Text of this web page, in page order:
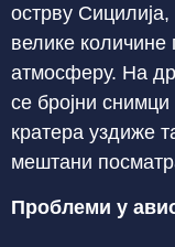
острву Сицилија,
велике
атмосферу. На
се бројни
кратера уздиже
мештани
Проблеми у